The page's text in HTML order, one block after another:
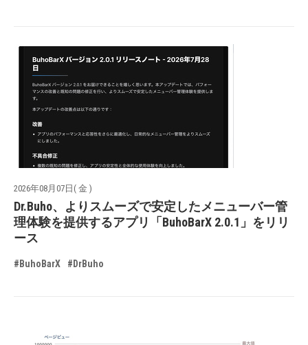
2026年08月07日( 金 )
Dr.Buho、よりスムーズで安定したメニューバー管
理体験を提供するアプリ「BuhoBarX 2.0.1」をリリ
ース
#BuhoBarX #DrBuho